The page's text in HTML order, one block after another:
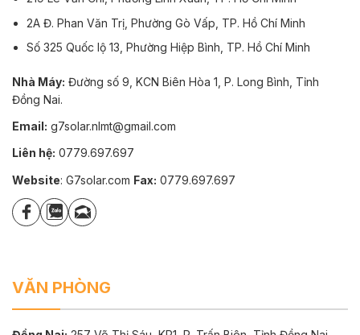
2A Đ. Phan Văn Trị, Phường Gò Vấp, TP. Hồ Chí Minh
Số 325 Quốc lộ 13, Phường Hiệp Bình, TP. Hồ Chí Minh
Nhà Máy: Đường số 9, KCN Biên Hòa 1, P. Long Bình, Tỉnh
Đồng Nai.
Email: g7solar.nlmt@gmail.com
Liên hệ: 0779.697.697
Website: G7solar.com Fax: 0779.697.697
VĂN PHÒNG